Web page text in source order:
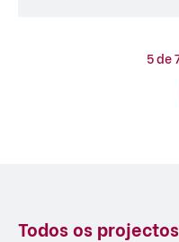
5de
Todos os projectos